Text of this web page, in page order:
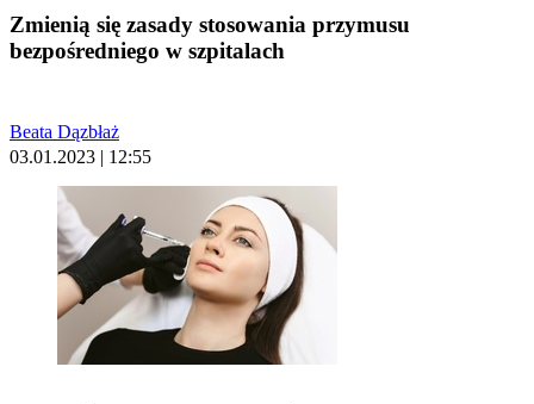
Zmienią się zasady stosowania przymusu
bezpośredniego w szpitalach
Beata Dązbłaż
03.01.2023 | 12:55